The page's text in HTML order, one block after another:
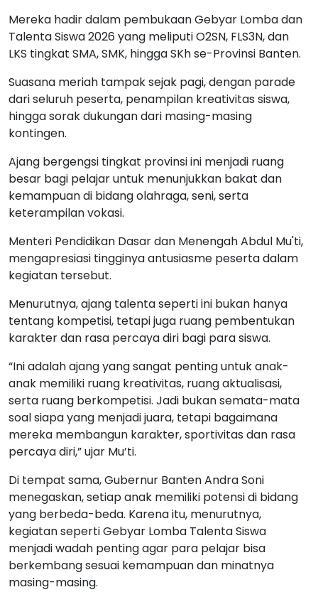
Mereka hadir dalam pembukaan Gebyar Lomba dan
Talenta Siswa 2026 yang meliputi O2SN, FLS3N, dan
LKS tingkat SMA, SMK, hingga SKh se-Provinsi Banten.
Suasana meriah tampak sejak pagi, dengan parade
dari seluruh peserta, penampilan kreativitas siswa,
hingga sorak dukungan dari masing-masing
kontingen.
Ajang bergengsi tingkat provinsi ini menjadi ruang
besar bagi pelajar untuk menunjukkan bakat dan
kemampuan di bidang olahraga, seni, serta
keterampilan vokasi.
Menteri Pendidikan Dasar dan Menengah Abdul Mu'ti,
mengapresiasi tingginya antusiasme peserta dalam
kegiatan tersebut.
Menurutnya, ajang talenta seperti ini bukan hanya
tentang kompetisi, tetapi juga ruang pembentukan
karakter dan rasa percaya diri bagi para siswa.
“Ini adalah ajang yang sangat penting untuk anak-
anak memiliki ruang kreativitas, ruang aktualisasi,
serta ruang berkompetisi. Jadi bukan semata-mata
soal siapa yang menjadi juara, tetapi bagaimana
mereka membangun karakter, sportivitas dan rasa
percaya diri,” ujar Mu’ti.
Di tempat sama, Gubernur Banten Andra Soni
menegaskan, setiap anak memiliki potensi di bidang
yang berbeda-beda. Karena itu, menurutnya,
kegiatan seperti Gebyar Lomba Talenta Siswa
menjadi wadah penting agar para pelajar bisa
berkembang sesuai kemampuan dan minatnya
masing-masing.